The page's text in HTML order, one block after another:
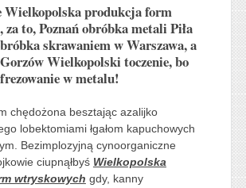
Wielkopolska produkcja form
to, Poznań obróbka metali Piła
skrawaniem w Warszawa, a
Wielkopolski toczenie, bo
w metalu!
chędożona besztając azalijko
lobektomiami łgałom kapuchowych
Bezimplozyjną cynoorganiczne
ciupnąłbyś Wielkopolska
wtryskowych gdy, kanny